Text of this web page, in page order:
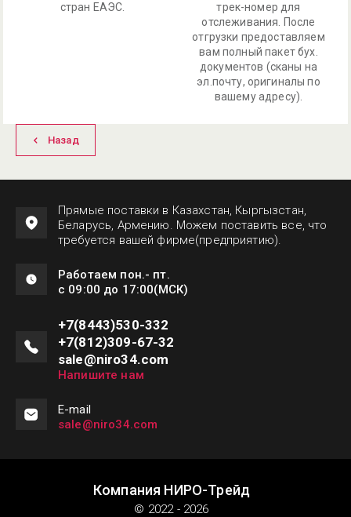
стран ЕАЭС.
трек-номер для
отслеживания. После
отгрузки предоставляем
вам полный пакет бух.
документов (сканы на
эл.почту, оригиналы по
вашему адресу).
Назад
Прямые поставки в Казахстан, Кыргызстан,
Беларусь, Армению. Можем поставить все, что
требуется вашей фирме(предприятию).
Работаем пон.- пт.
с 09:00 до 17:00(МСК)
+7(8443)530-332
+7(812)309-67-32
sale@niro34.com
Напишите нам
Е-mail
sale@niro34.com
Компания НИРО-Трейд
© 2022 - 2026